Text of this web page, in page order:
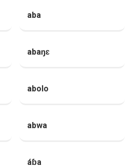
aba
abaŋɛ
abolo
abwa
áɓa